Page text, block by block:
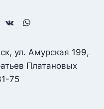
ул. Амурская 199,
Платановых
75